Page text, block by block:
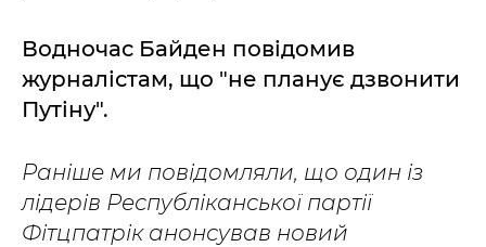
Водночас Байден повідомив
журналістам, що "не планує дзвонити
Путіну".
Раніше ми повідомляли, що один із
лідерів Республіканської партії
Фітцпатрік анонсував новий